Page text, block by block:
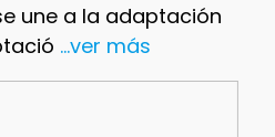
une a la adaptación
...ver más